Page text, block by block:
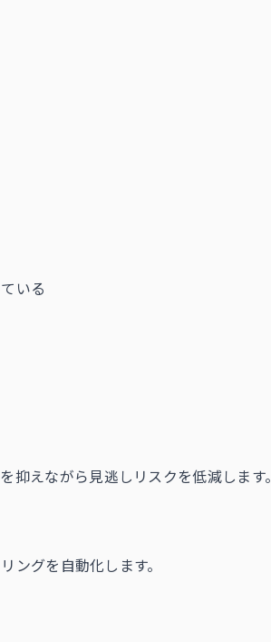
いる
えながら見逃しリスクを低減します。
ングを自動化します。